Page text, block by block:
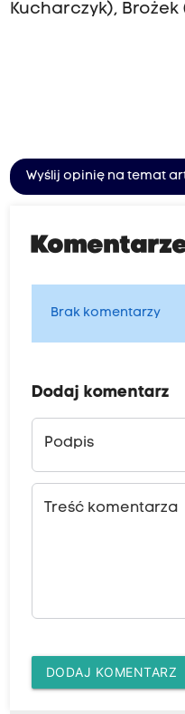
Kucharczyk), Brożek
Wyślij opinię na temat
Brak komentarzy
Dodaj komentarz
Podpis
Treść komentarza
DODAJ KOMENTARZ